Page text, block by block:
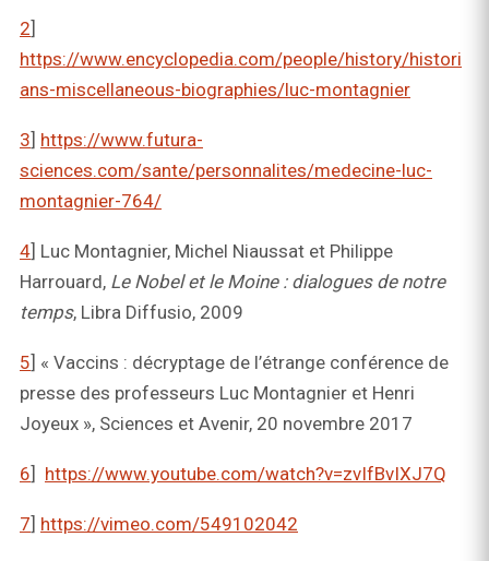
2]
https://www.encyclopedia.com/people/history/histori
ans-miscellaneous-biographies/luc-montagnier
3] https://www.futura-
sciences.com/sante/personnalites/medecine-luc-
montagnier-764/
4] Luc Montagnier, Michel Niaussat et Philippe
Harrouard, Le Nobel et le Moine : dialogues de notre
temps, Libra Diffusio, 2009
5] « Vaccins : décryptage de l’étrange conférence de
presse des professeurs Luc Montagnier et Henri
Joyeux », Sciences et Avenir, 20 novembre 2017
6] https://www.youtube.com/watch?v=zvIfBvIXJ7Q
7] https://vimeo.com/549102042